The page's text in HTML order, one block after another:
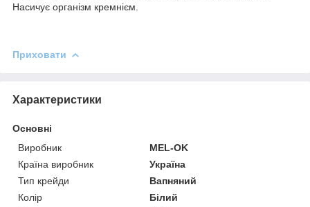
Насичує організм кремнієм.
Приховати
Характеристики
Основні
Виробник
MEL-OK
Країна виробник
Україна
Тип крейди
Вапняний
Колір
Білий